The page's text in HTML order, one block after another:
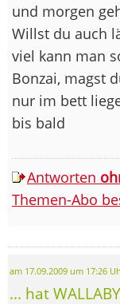
und morgen
Willst du auch
viel kann man
Bonzai, magst
nur im bett
bis bald
Antworten
Themen-Abo
am 17.09.2009 um 17:26
... hat